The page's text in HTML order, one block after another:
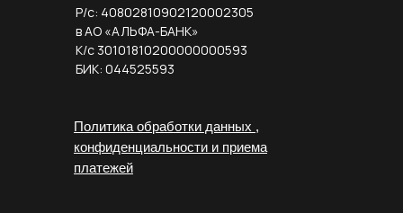
Р/с: 40802810902120002305
в АО «АЛЬФА-БАНК»
К/с 30101810200000000593
БИК: 044525593
Политика обработки данных ,
конфиденциальности и приема
платежей